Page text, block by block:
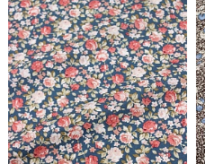
обработки персональных
обработку персональных
рекламных и